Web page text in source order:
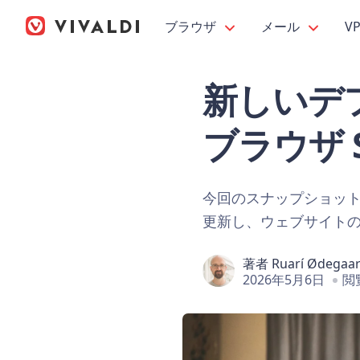
ブラウザ メール
新しい
ブラウザ
今回のスナップショッ
更新し、ウェブサイト
著者 Ruarí
2026年5月6日
閲